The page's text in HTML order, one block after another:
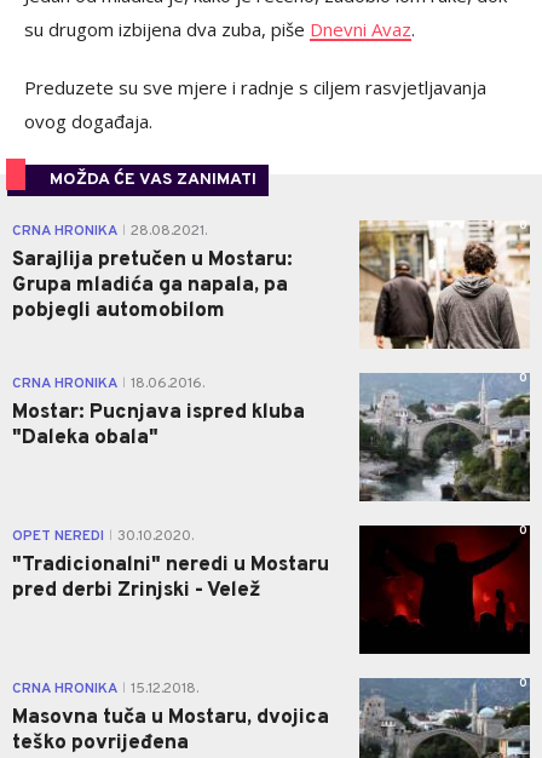
su drugom izbijena dva zuba, piše Dnevni Avaz.
Preduzete su sve mjere i radnje s ciljem rasvjetljavanja
ovog događaja.
MOŽDA ĆE VAS ZANIMATI
CRNA HRONIKA 28.08.2021.
Sarajlija pretučen u Mostaru:
Grupa mladića ga napala, pa
pobjegli automobilom
0
CRNA HRONIKA 18.06.2016.
Mostar: Pucnjava ispred kluba
"Daleka obala"
0
OPET NEREDI 30.10.2020.
"Tradicionalni" neredi u Mostaru
pred derbi Zrinjski - Velež
0
CRNA HRONIKA 15.12.2018.
Masovna tuča u Mostaru, dvojica
teško povrijeđena
0